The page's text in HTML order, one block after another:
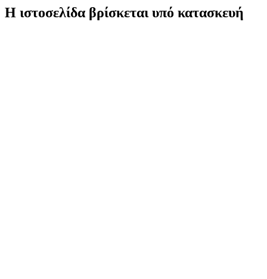
Η ιστοσελίδα βρίσκεται υπό κατασκευή